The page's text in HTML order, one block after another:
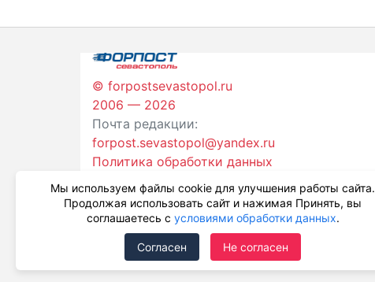
© forpostsevastopol.ru
2006 — 2026
Почта редакции:
forpost.sevastopol@yandex.ru
Политика обработки данных
Мы используем файлы cookie для улучшения работы сайта.
Продолжая использовать сайт и нажимая Принять, вы
соглашаетесь с условиями обработки данных.
Согласен Не согласен